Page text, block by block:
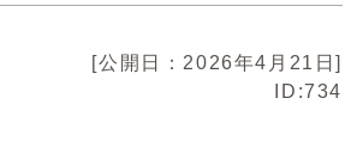
[公開日：2026年4月21日]
ID:734